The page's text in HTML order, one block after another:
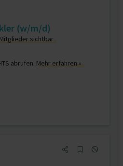
(w/m/d)
Mitglieder sichtbar
abrufen. Mehr erfahren »